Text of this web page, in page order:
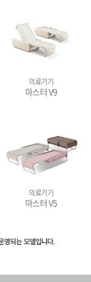
의료기기
마스터 V9
의료기기
마스터 V5